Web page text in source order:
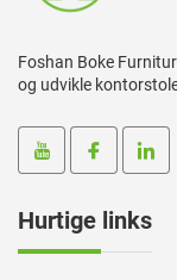
Foshan Boke
og udvikle
Hurtige links